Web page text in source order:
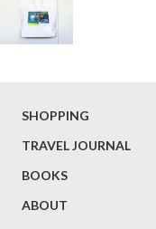
SHOPPING
TRAVEL JOURNAL
BOOKS
ABOUT